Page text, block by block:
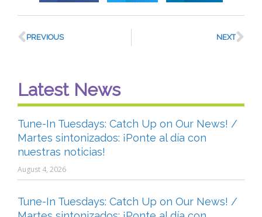
PREVIOUS NEXT
Latest News
Tune-In Tuesdays: Catch Up on Our News! /
Martes sintonizados: ¡Ponte al día con
nuestras noticias!
August 4, 2026
Tune-In Tuesdays: Catch Up on Our News! /